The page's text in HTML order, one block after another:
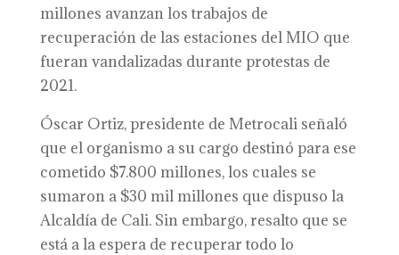
millones avanzan los trabajos de
recuperación de las estaciones del MIO que
fueran vandalizadas durante protestas de
2021.
Óscar Ortiz, presidente de Metrocali señaló
que el organismo a su cargo destinó para ese
cometido $7.800 millones, los cuales se
sumaron a $30 mil millones que dispuso la
Alcaldía de Cali. Sin embargo, resalto que se
está a la espera de recuperar todo lo